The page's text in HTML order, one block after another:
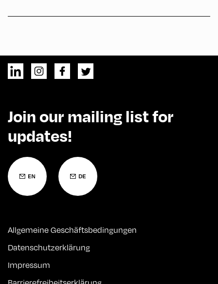
Join our mailing list for
updates!
Allgemeine Geschäftsbedingungen
Datenschutzerklärung
Impressum